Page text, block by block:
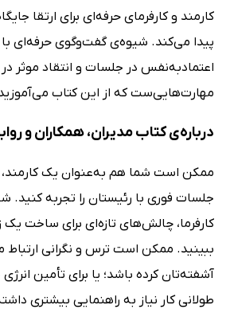
کارمند و کارفرمای حرفه‌ای برای ارتقا
پیدا می‌کند. شیوه‌ی گفت‌وگوی حرفه‌ای با
اعتماد‌به‌نفس در جلسات و انتقاد موثر
مهارت‌هایی‌ست که از این کتاب
درباره‌‌ی کتاب مدیران، همکاران و
ممکن است شما هم به‌عنوان یک کارمند،
جلسات فوری با رئیستان را تجربه کنید.
کارفرما، چالش‌های تازه‌ای برای ساخت یک
ببینید. ممکن است ترس‌ و نگرانی ارتباط
آشفته‌تان کرده باشد؛ یا برای تأمین
طولانی کار نیاز به راهنمایی بیشتری